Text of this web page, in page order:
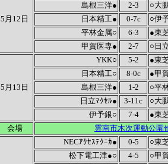
5月12日
島根三洋●
2-3
○大
日本精工●
0-7c
○伊
平林金属○
6-3
●東
甲賀医専●
2-7 ○日
5月13日
YKK○ 5-2
●東
日本精工○
8-0c
●甲
島根三洋●
1-2
○平
日立ﾏｸｾﾙ●
3-11c
○大
伊予銀○
7-4 ●東
会場 雲南市木次運動公園
NECｱｸｾｽﾃｸﾆｶ● 0-5
○東
松下電工津●○
4-5
○甲